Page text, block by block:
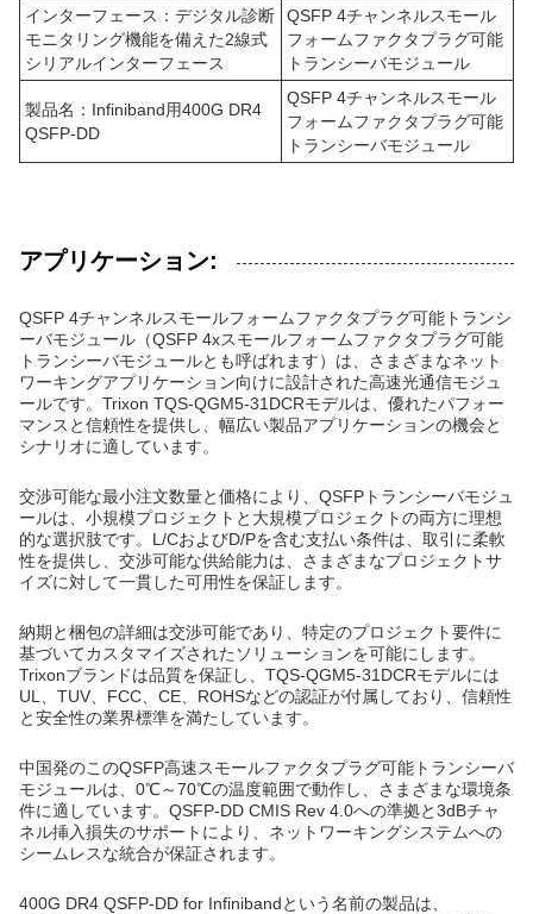
インターフェース：デジタル診断
モニタリング機能を備えた2線式
シリアルインターフェース
QSFP 4チャンネルスモール
フォームファクタプラグ可能
トランシーバモジュール
製品名：Infiniband用400G DR4
QSFP-DD
QSFP 4チャンネルスモール
フォームファクタプラグ可能
トランシーバモジュール
アプリケーション:
QSFP 4チャンネルスモールフォームファクタプラグ可能トランシ
ーバモジュール（QSFP 4xスモールフォームファクタプラグ可能
トランシーバモジュールとも呼ばれます）は、さまざまなネット
ワーキングアプリケーション向けに設計された高速光通信モジュ
ールです。Trixon TQS-QGM5-31DCRモデルは、優れたパフォー
マンスと信頼性を提供し、幅広い製品アプリケーションの機会と
シナリオに適しています。
交渉可能な最小注文数量と価格により、QSFPトランシーバモジュ
ールは、小規模プロジェクトと大規模プロジェクトの両方に理想
的な選択肢です。L/CおよびD/Pを含む支払い条件は、取引に柔軟
性を提供し、交渉可能な供給能力は、さまざまなプロジェクトサ
イズに対して一貫した可用性を保証します。
納期と梱包の詳細は交渉可能であり、特定のプロジェクト要件に
基づいてカスタマイズされたソリューションを可能にします。
Trixonブランドは品質を保証し、TQS-QGM5-31DCRモデルには
UL、TUV、FCC、CE、ROHSなどの認証が付属しており、信頼性
と安全性の業界標準を満たしています。
中国発のこのQSFP高速スモールファクタプラグ可能トランシーバ
モジュールは、0℃～70℃の温度範囲で動作し、さまざまな環境条
件に適しています。QSFP-DD CMIS Rev 4.0への準拠と3dBチャ
ネル挿入損失のサポートにより、ネットワーキングシステムへの
シームレスな統合が保証されます。
400G DR4 QSFP-DD for Infinibandという名前の製品は、